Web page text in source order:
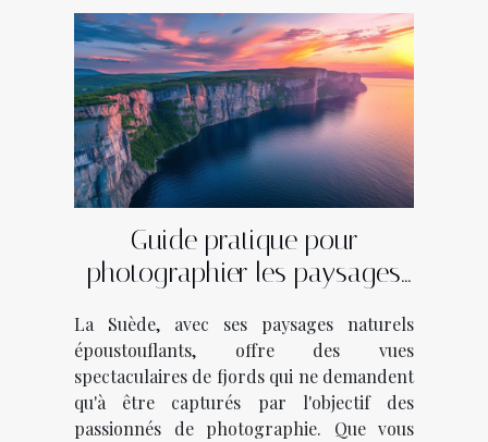
Guide pratique pour
photographier les paysages
La Suède, avec ses paysages naturels
époustouflants, offre des vues
spectaculaires de fjords qui ne demandent
qu'à être capturés par l'objectif des
passionnés de photographie. Que vous